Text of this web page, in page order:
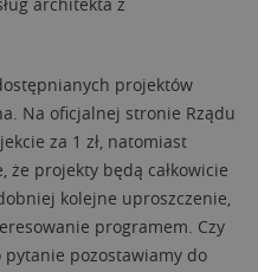
projektów
Na oficjalnej stronie Rządu
za 1 zł, natomiast
projekty będą całkowicie
kolejne uproszczenie,
programem. Czy
pytanie pozostawiamy do